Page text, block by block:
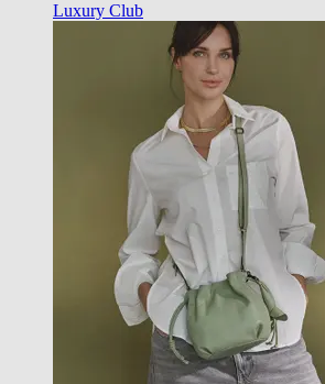
Luxury Club